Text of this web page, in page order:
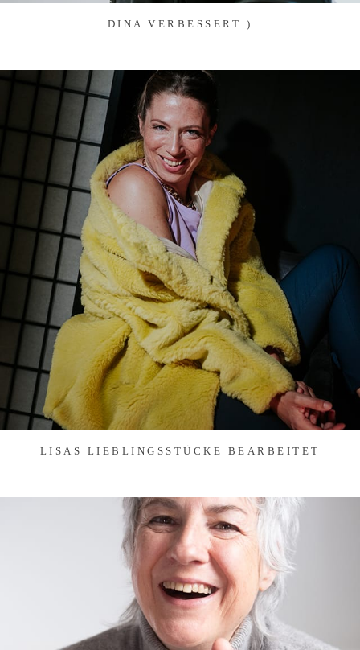
DINA VERBESSERT:)
LISAS LIEBLINGSSTÜCKE BEARBEITET